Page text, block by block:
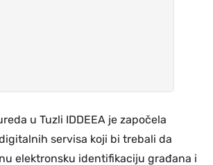
u Tuzli IDDEEA je započela
servisa koji bi trebali da
elektronsku identifikaciju građana i